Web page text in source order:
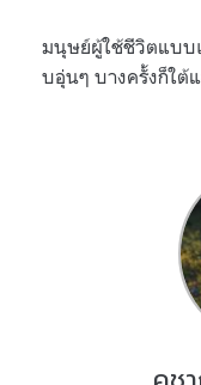
มนุษย์ผู้ใช้ชีวิตแบ
บอุ่นๆ บางครั้งก็ใต้